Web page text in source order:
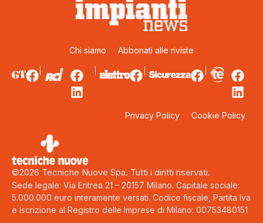
Chi siamo Abbonati alle riviste
Privacy Policy Cookie Policy
©2026 Tecniche Nuove Spa. Tutti i diritti riservati.
Sede legale: Via Eritrea 21 – 20157 Milano. Capitale sociale:
5.000.000 euro interamente versati. Codice fiscale, Partita Iva
e Iscrizione al Registro delle Imprese di Milano: 00753480151